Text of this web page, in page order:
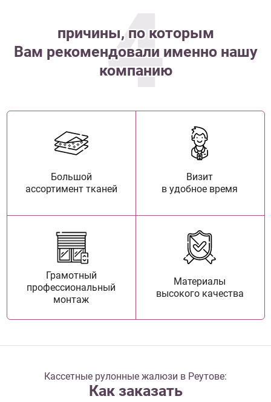
4
причины, по которым
Вам рекомендовали именно нашу
компанию
Большой
ассортимент тканей
Визит
в удобное время
Грамотный
профессиональный
монтаж
Материалы
высокого качества
Кассетные рулонные жалюзи в Реутове:
Как заказать